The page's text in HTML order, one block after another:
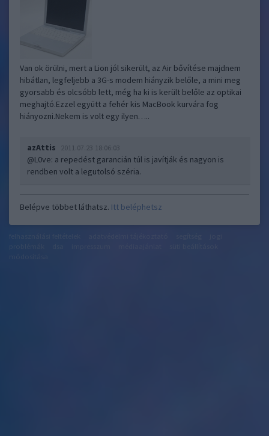
Van ok örülni, mert a Lion jól sikerült, az Air bővítése majdnem
hibátlan, legfeljebb a 3G-s modem hiányzik belőle, a mini meg
gyorsabb és olcsóbb lett, még ha ki is került belőle az optikai
meghajtó.Ezzel együtt a fehér kis MacBook kurvára fog
hiányozni.Nekem is volt egy ilyen…..
azAttis 2011.07.23 18:06:03
@L0ve: a repedést garancián túl is javítják és nagyon is
rendben volt a legutolsó széria.
Belépve többet láthatsz. Itt beléphetsz